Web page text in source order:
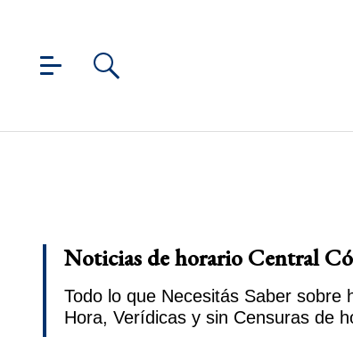
Noticias de horario Central
Todo lo que Necesitás Saber sobre
Hora, Verídicas y sin Censuras de